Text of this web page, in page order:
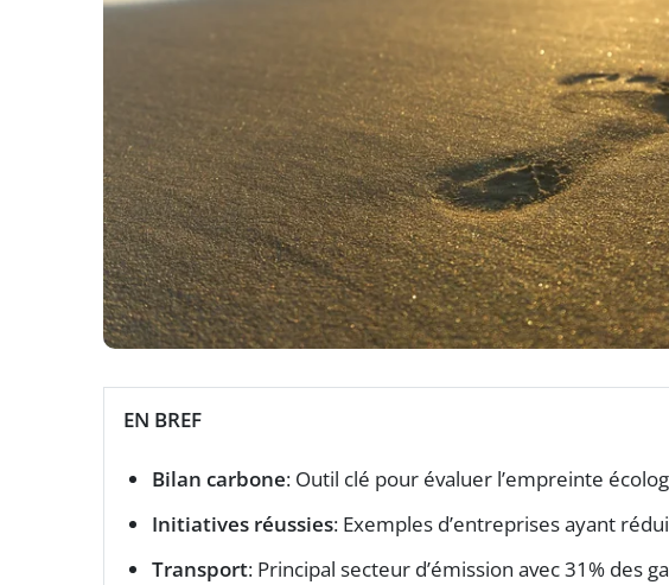
EN BREF
Bilan carbone: Outil clé pour évaluer l’empreinte
Initiatives réussies: Exemples d’entreprises ayant
Transport: Principal secteur d’émission avec 31% des